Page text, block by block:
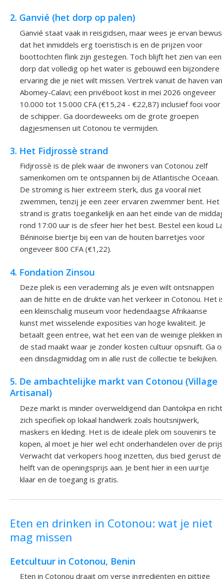
2. Ganvié (het dorp op palen)
Ganvié staat vaak in reisgidsen, maar wees je ervan
dat het inmiddels erg toeristisch is en de prijzen voor
boottochten flink zijn gestegen. Toch blijft het zien van een
dorp dat volledig op het water is gebouwd een bijzondere
ervaring die je niet wilt missen. Vertrek vanuit de haven van
Abomey-Calavi; een privéboot kost in mei 2026 ongeveer
10.000 tot 15.000 CFA (€15,24 - €22,87) inclusief fooi voor
de schipper. Ga doordeweeks om de grote groepen
dagjesmensen uit Cotonou te vermijden.
3. Het Fidjrossè strand
Fidjrossè is de plek waar de inwoners van Cotonou zelf
samenkomen om te ontspannen bij de Atlantische Oceaan.
De stroming is hier extreem sterk, dus ga vooral niet
zwemmen, tenzij je een zeer ervaren zwemmer bent. Het
strand is gratis toegankelijk en aan het einde van de
rond 17:00 uur is de sfeer hier het best. Bestel een koud
Béninoise biertje bij een van de houten barretjes voor
ongeveer 800 CFA (€1,22).
4. Fondation Zinsou
Deze plek is een verademing als je even wilt ontsnappen
aan de hitte en de drukte van het verkeer in Cotonou. Het
een kleinschalig museum voor hedendaagse Afrikaanse
kunst met wisselende exposities van hoge kwaliteit. Je
betaalt geen entree, wat het een van de weinige plekken in
de stad maakt waar je zonder kosten cultuur opsnuift. Ga
een dinsdagmiddag om in alle rust de collectie te bekijken.
5. De ambachtelijke markt van Cotonou (Village
Artisanal)
Deze markt is minder overweldigend dan Dantokpa en richt
zich specifiek op lokaal handwerk zoals houtsnijwerk,
maskers en kleding. Het is de ideale plek om souvenirs te
kopen, al moet je hier wel echt onderhandelen over de
Verwacht dat verkopers hoog inzetten, dus bied gerust de
helft van de openingsprijs aan. Je bent hier in een uurtje
klaar en de toegang is gratis.
Eten en drinken in Cotonou: wat je niet
mag missen
Eetcultuur in Cotonou, Benin
Eten in Cotonou draait om verse ingrediënten en pittige